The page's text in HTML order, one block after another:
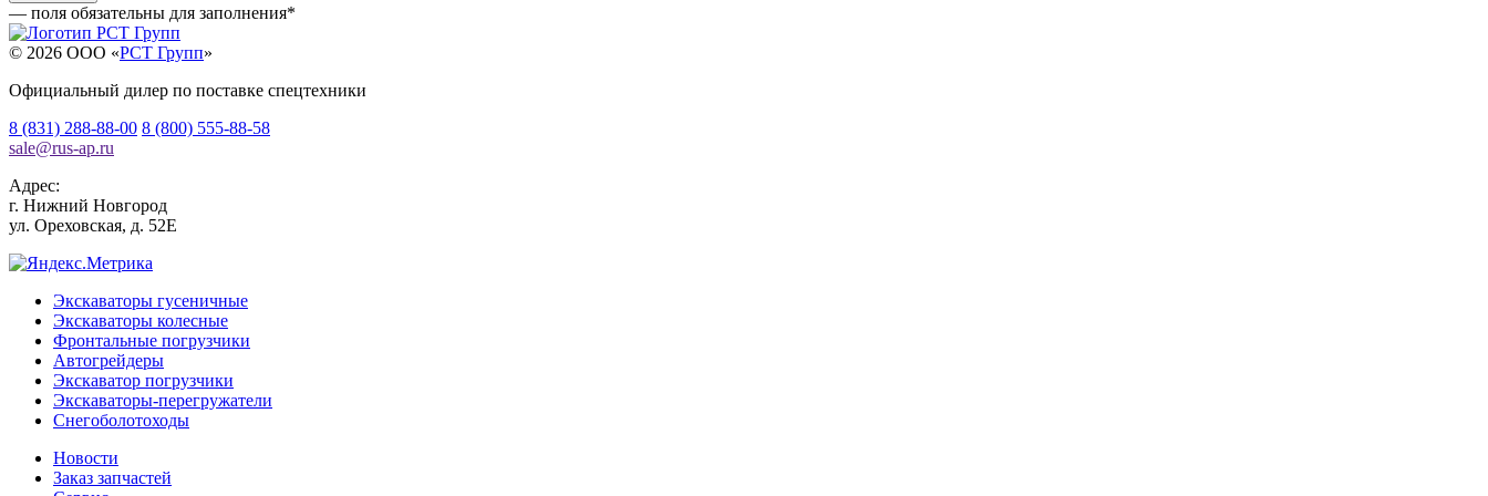
— поля обязательны для заполнения*
© 2026 OOO «РСТ Групп»
Официальный дилер по поставке спецтехники
8 (831) 288-88-00 8 (800) 555-88-58
sale@rus-ap.ru
Адрес:
г. Нижний Новгород
ул. Ореховская, д. 52Е
Экскаваторы гусеничные
Экскаваторы колесные
Фронтальные погрузчики
Автогрейдеры
Экскаватор погрузчики
Экскаваторы-перегружатели
Снегоболотоходы
Новости
Заказ запчастей